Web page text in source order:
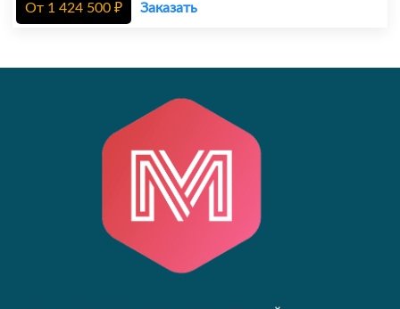
От 1 424 500 ₽ Заказать